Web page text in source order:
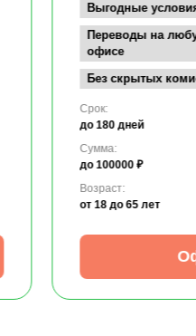
Выгодные
Переводы на
офисе
Без скрытых
Срок:
до 180 дней
Сумма:
до 100000 ₽
Возраст:
от 18 до 65 лет